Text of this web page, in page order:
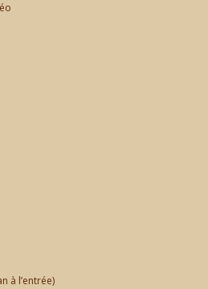
à l’entrée)